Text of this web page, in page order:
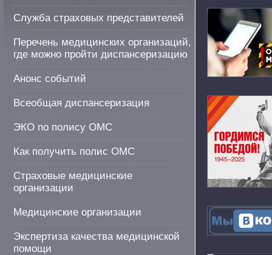
Служба страховых представителей
Перечень медицинских организаций,
где можно пройти диспансеризацию
Анонс событий
Всеобщая диспансеризация
ЭКО по полису ОМС
Как получить полис ОМС
Страховые медицинские
организации
Медицинские организации
Экспертиза качества медицинской
помощи